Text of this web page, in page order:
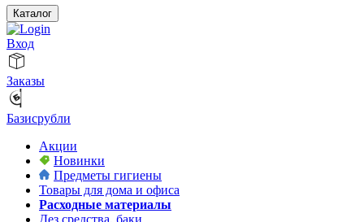
Каталог
Вход
Заказы
Базисрубли
Акции
Новинки
Предметы гигиены
Товары для дома и офиса
Расходные материалы
Дез.средства, баки